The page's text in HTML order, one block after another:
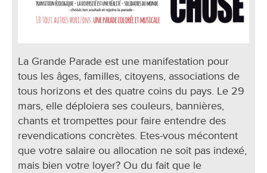
La Grande Parade est une manifestation pour
tous les âges, familles, citoyens, associations de
tous horizons et des quatre coins du pays. Le 29
mars, elle déploiera ses couleurs, bannières,
chants et trompettes pour faire entendre des
revendications concrètes. Etes-vous mécontent
que votre salaire ou allocation ne soit pas indexé,
mais bien votre loyer? Ou du fait que le